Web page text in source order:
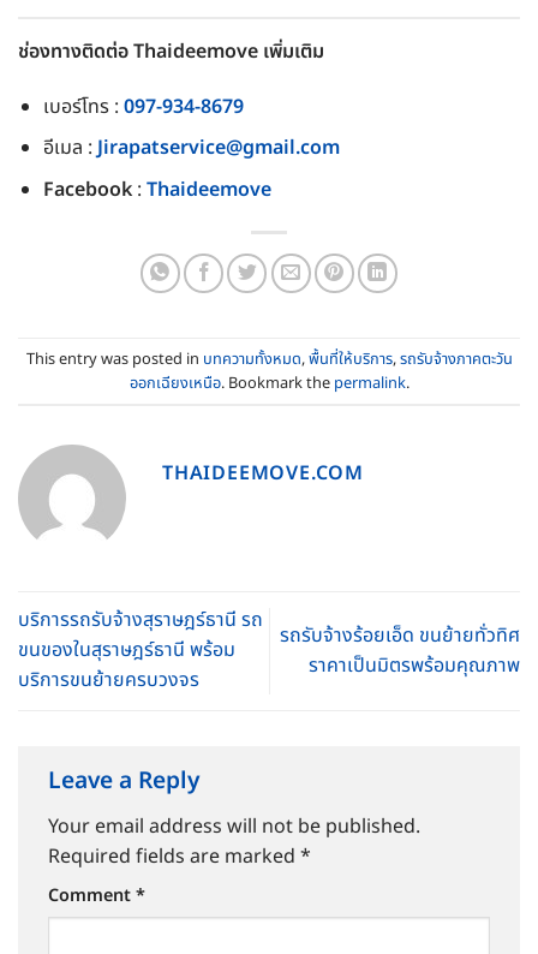
ช่องทางติดต่อ Thaideemove เพิ่มเติม
เบอร์โทร : 097-934-8679
อีเมล :Jirapatservice@gmail.com
Facebook: Thaideemove
This entry was posted in บทความทั้งหมด,พื้นที่ให้บริการ,รถรับจ้างภาคตะวัน
ออกเฉียงเหนือ. Bookmark the permalink.
THAIDEEMOVE.COM
บริการรถรับจ้างสุราษฎร์ธานี รถ
ขนของในสุราษฎร์ธานี พร้อม
บริการขนย้ายครบวงจร
รถรับจ้างร้อยเอ็ด ขนย้ายทั่วทิศ
ราคาเป็นมิตรพร้อมคุณภาพ
Leave a Reply
Your email address will not be published.
Required fields are marked *
Comment*